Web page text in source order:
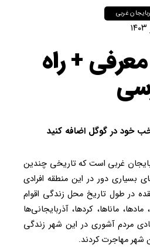
غربی
+ راه
خود در گوگل اضافه کنید
غربی است که تاریخی چندین
بسیاری دور در این منطقه افرادی
در طول تاریخ محل زندگی اقوام
ماناها، کردها، آذربایجانی‌ها
مردم آشوری در این شهر زندگی
شهر مهاجرت کردند.